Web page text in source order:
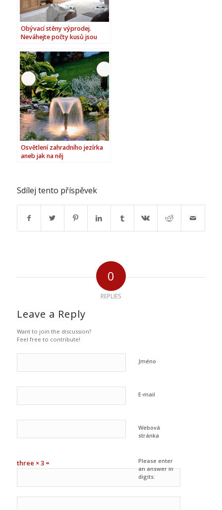
Obývací stěny výprodej.
Neváhejte počty kusů jsou
Osvětlení zahradního jezírka
aneb jak na něj
Sdílej tento příspěvek
0
REPLIES
Leave a Reply
Want to join the discussion?
Feel free to contribute!
Jméno
E-mail
Webová
stránka
Please enter
an answer in
digits:
three × 3 =